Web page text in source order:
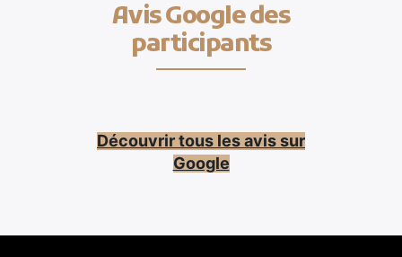
Avis Google des
participants
Découvrir tous les avis sur
Google